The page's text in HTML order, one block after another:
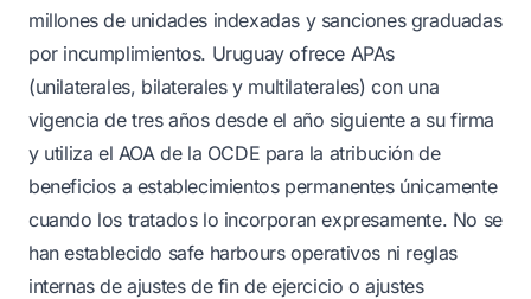
millones de unidades indexadas y sanciones graduadas
por incumplimientos. Uruguay ofrece APAs
(unilaterales, bilaterales y multilaterales) con una
vigencia de tres años desde el año siguiente a su firma
y utiliza el AOA de la OCDE para la atribución de
beneficios a establecimientos permanentes únicamente
cuando los tratados lo incorporan expresamente. No se
han establecido safe harbours operativos ni reglas
internas de ajustes de fin de ejercicio o ajustes